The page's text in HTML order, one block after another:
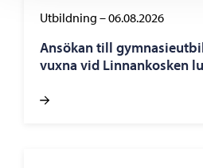
Utbildning –06.08.2026
Ansökan till
vuxna vid Linnankosken